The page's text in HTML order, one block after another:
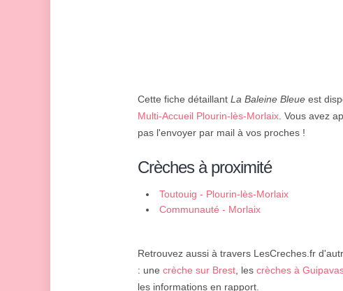
Cette fiche détaillant La Baleine Bleue est
Multi-Accueil Plourin-lès-Morlaix . Vous avez
pas l'envoyer par mail à vos proches !
Crèches à proximité
Toutouig - Plourin-lès-Morlaix
Communauté - Morlaix
Retrouvez aussi à travers LesCreches.fr
: une crèche sur Brest , les crèches à
les informations en rapport.